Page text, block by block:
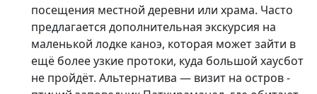
посещения местной деревни или храма. Часто
предлагается дополнительная экскурсия на
маленькой лодке каноэ, которая может зайти в
ещё более узкие протоки, куда большой хаусбот
не пройдёт. Альтернатива — визит на остров -